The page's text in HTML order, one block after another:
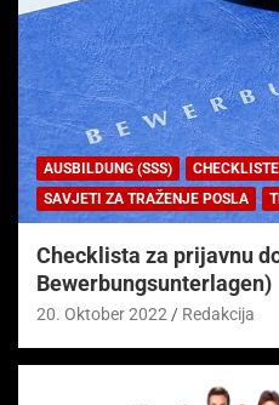
AUSBILDUNG (SSS) CHECKLISTE
SAVJETI ZA TRAŽENJE POSLA
Checklista za prijavnu
Bewerbungsunterlagen)
20. Oktober 2022 Redakcija